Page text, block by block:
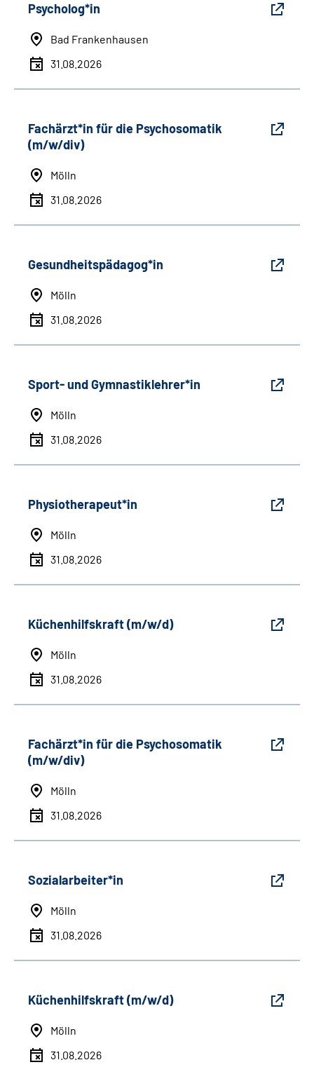
Psycholog*in
Bad Frankenhausen
31.08.2026
Fachärzt*in für die Psychosomatik
(m/w/div)
Mölln
31.08.2026
Gesundheitspädagog*in
Mölln
31.08.2026
Sport- und Gymnastiklehrer*in
Mölln
31.08.2026
Physiotherapeut*in
Mölln
31.08.2026
Küchenhilfskraft (m/w/d)
Mölln
31.08.2026
Fachärzt*in für die Psychosomatik
(m/w/div)
Mölln
31.08.2026
Sozialarbeiter*in
Mölln
31.08.2026
Küchenhilfskraft (m/w/d)
Mölln
31.08.2026